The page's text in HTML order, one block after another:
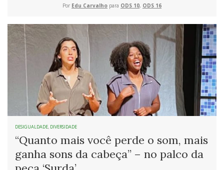
Por Edu Carvalho para ODS 10, ODS 16
DESIGUALDADE, DIVERSIDADE
“Quanto mais você perde o som, mais
ganha sons da cabeça” – no palco da